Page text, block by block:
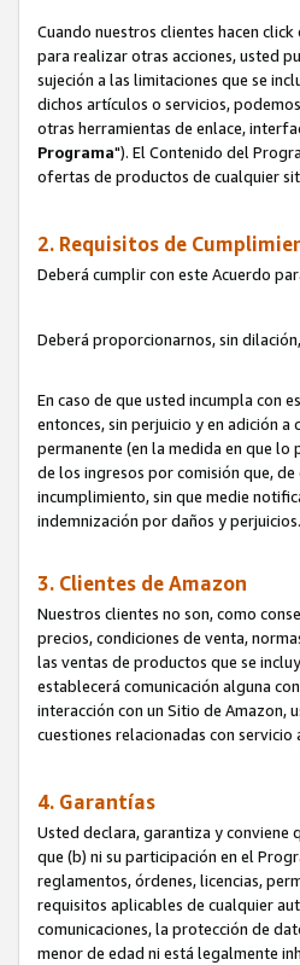
Cuando nuestros clientes hacen
para realizar otras acciones, usted
sujeción a las limitaciones que se
dichos artículos o servicios,
otras herramientas de enlace,
Programa"). El Contenido del
ofertas de productos de cualquier
2. Requisitos de
Deberá cumplir con este Acuerdo
Deberá proporcionarnos, sin
En caso de que usted incumpla con
entonces, sin perjuicio y en adición
permanente (en la medida en que
de los ingresos por comisión que,
incumplimiento, sin que medie
indemnización por daños y perjuicios.
3. Clientes de Amazon
Nuestros clientes no son, como
precios, condiciones de venta,
las ventas de productos que se
establecerá comunicación alguna
interacción con un Sitio de Amazon,
cuestiones relacionadas con servicio
4. Garantías
Usted declara, garantiza y conviene
que (b) ni su participación en el
reglamentos, órdenes, licencias,
requisitos aplicables de cualquier
comunicaciones, la protección de
menor de edad ni está legalmente